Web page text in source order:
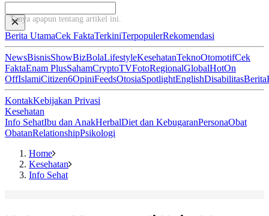
Tanya apapun tentang artikel i
Berita UtamaCek FaktaTerkiniTerpopulerRekomendasi
NewsBisnisShowBizBolaLifestyleKesehatanTeknoOtomotifCek
FaktaEnam PlusSahamCryptoTVFotoRegionalGlobalHotOn
OffIslamiCitizen6OpiniFeedsOtosiaSpotlightEnglishDisabilitasBerita
KontakKebijakan Privasi
Kesehatan
Info SehatIbu dan AnakHerbalDiet dan KebugaranPersonaObat
ObatanRelationshipPsikologi
Home
Kesehatan
Info Sehat